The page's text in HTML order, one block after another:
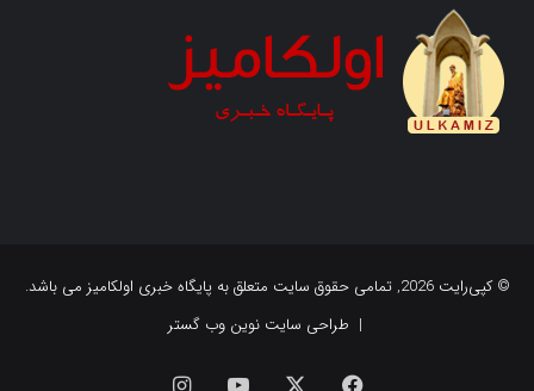
© کپی‌رایت 2026, تمامی حقوق سایت متعلق به پایگاه خبری اولکامیز می باشد.
| طراحی سایت نوین وب گستر